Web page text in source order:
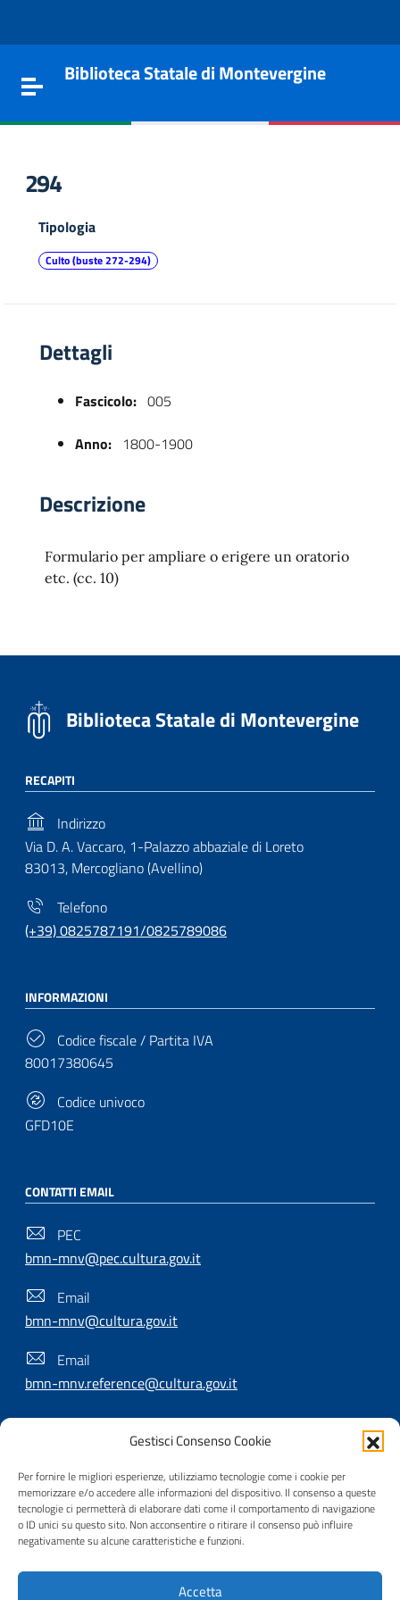
Gestisci Consenso Cookie
Per fornire le migliori esperienze, utilizziamo tecnologie come i cookie per
memorizzare e/o accedere alle informazioni del dispositivo. Il consenso a queste
tecnologie ci permetterà di elaborare dati come il comportamento di navigazione
o ID unici su questo sito. Non acconsentire o ritirare il consenso può influire
negativamente su alcune caratteristiche e funzioni.
Accetta
Toggle navigation
Biblioteca Statale di Montevergine
294
Tipologia
Culto (buste 272-294)
Dettagli
Fascicolo: 005
Anno: 1800-1900
Descrizione
Formulario per ampliare o erigere un oratorio
etc. (cc. 10)
Biblioteca Statale di Montevergine
RECAPITI
Indirizzo
Via D. A. Vaccaro, 1-Palazzo abbaziale di Loreto
83013, Mercogliano (Avellino)
Telefono
(+39) 0825787191/0825789086
INFORMAZIONI
Codice fiscale / Partita IVA
80017380645
Codice univoco
GFD10E
CONTATTI EMAIL
PEC
bmn-mnv@pec.cultura.gov.it
Email
bmn-mnv@cultura.gov.it
Email
bmn-mnv.reference@cultura.gov.it
Useful Links Section
Privacy | Cookie policy | Contatti |
accessibilità | Crediti | Nota di copyright | Realizzato da